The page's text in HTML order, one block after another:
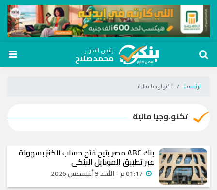
رئيس التحرير
محمد صلاح
الرئيسية تكنولوجيا مالية
تكنولوجيا مالية
بنك ABC مصر يتيح فتح حساب الكنز بسهولة
عبر تطبيق الموبايل البنكي